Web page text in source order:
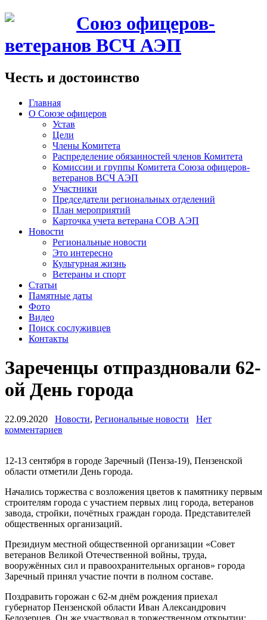
Союз офицеров-
ветеранов ВСЧ АЭП
Честь и достоинство
Главная
О Союзе офицеров
Устав
Цели
Члены Комитета
Распределение обязанностей членов Комитета
Комиссии и группы Комитета Союза офицеров-
ветеранов ВСЧ АЭП
Участники
Председатели региональных отделений
План мероприятий
Карточка учета ветерана CОВ АЭП
Новости
Региональные новости
Это интересно
Культурная жизнь
Ветераны и спорт
Статьи
Памятные даты
Фото
Видео
Поиск сослуживцев
Контакты
Зареченцы отпраздновали 62-
ой День города
22.09.2020 Новости, Региональные новости
Нет
комментариев
12-13 сентября в городе Заречный (Пенза-19), Пензенской
области отметили День города.
Начались торжества с возложения цветов к памятнику первым
строителям города с участием первых лиц города, ветеранов
завода, стройки, почётных граждан города. Представителей
общественных организаций.
Президиум местной общественной организации «Совет
ветеранов Великой Отечественной войны, труда,
вооружённых сил и правоохранительных органов» города
Заречный принял участие почти в полном составе.
Поздравить горожан с 62-м днём рождения приехал
губернатор Пензенской области Иван Александрович
Белозерцев. Он же участвовал в торжественном открытии: